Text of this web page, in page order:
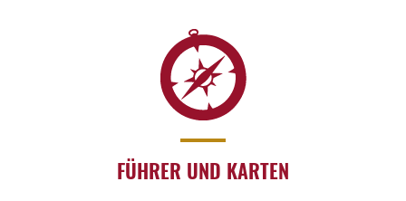
FÜHRER UND KARTEN